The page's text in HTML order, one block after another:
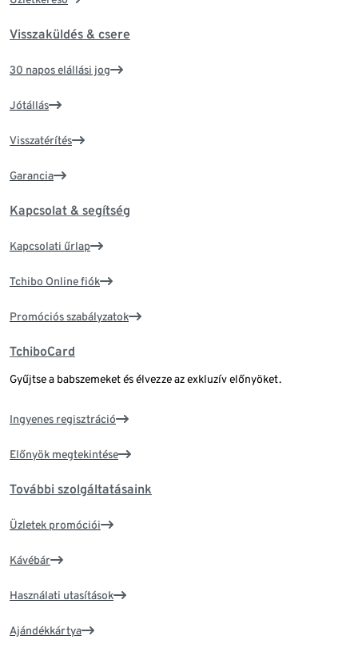
Visszaküldés & csere
30 napos elállási jog
Jótállás
Visszatérítés
Garancia
Kapcsolat & segítség
Kapcsolati űrlap
Tchibo Online fiók
Promóciós szabályzatok
TchiboCard
Gyűjtse a babszemeket és élvezze az exkluzív előnyöket.
Ingyenes regisztráció
Előnyök megtekintése
További szolgáltatásaink
Üzletek promóciói
Kávébár
Használati utasítások
Ajándékkártya